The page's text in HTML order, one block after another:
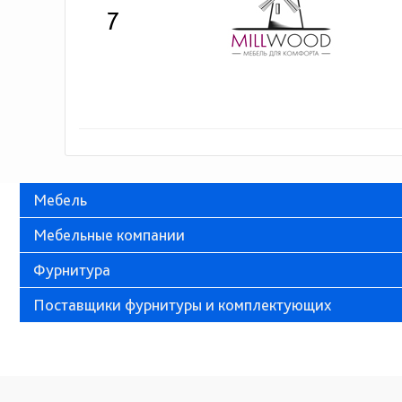
7
Мебель
Мебельные компании
Фурнитура
Поставщики фурнитуры и комплектующих